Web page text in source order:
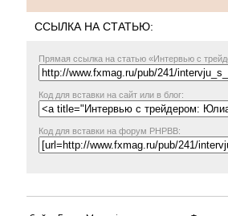
ССЫЛКА НА СТАТЬЮ:
Прямая ссылка на статью «Интервью с
Код для вставки на сайт или в блог:
Код для вставки на форум PHPBB: